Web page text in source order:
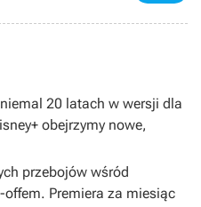
20 latach w wersji dla
obejrzymy nowe,
przebojów wśród
Premiera za miesiąc